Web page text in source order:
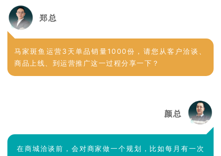
郑总
马家斑鱼运营3天单品销量1000份，请您从客户洽谈、
商品上线、到运营推广这一过程分享一下？
颜总
在商城洽谈前，会对商家做一个规划，比如每月有一次